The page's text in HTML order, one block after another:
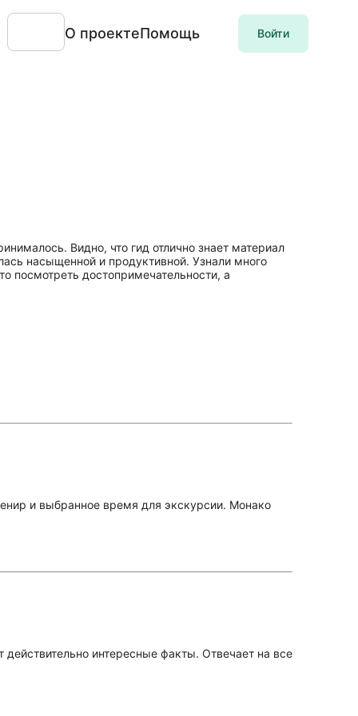
О проектеПомощь Войти
Видно, что гид отлично знает материал
насыщенной и продуктивной. Узнали много
посмотреть достопримечательности, а
и выбранное время для экскурсии. Монако
интересные факты. Отвечает на все